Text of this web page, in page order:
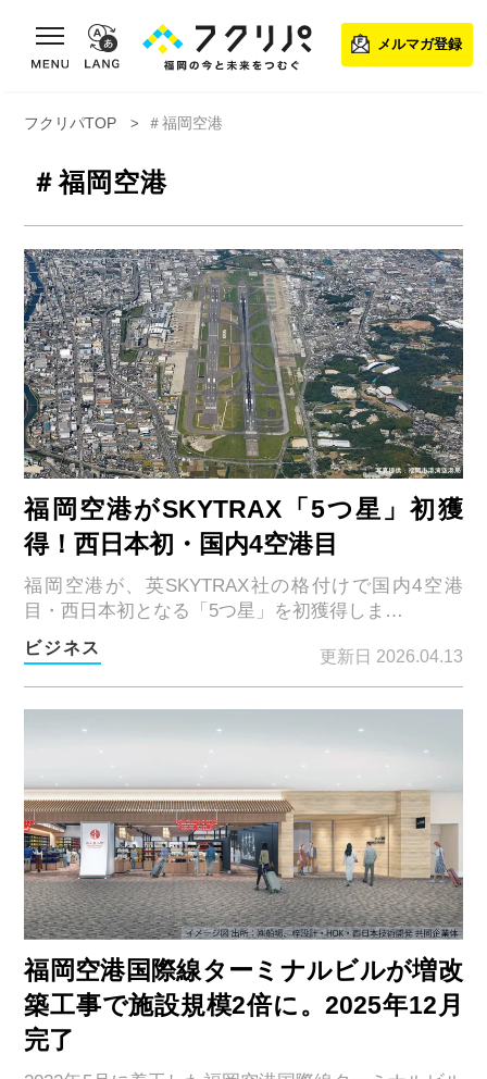
toggle navigation
メルマガ登録
フクリパTOP ＃福岡空港
＃福岡空港
福岡空港がSKYTRAX「5つ星」初獲
得！西日本初・国内4空港目
福岡空港が、英SKYTRAX社の格付けで国内4空港
目・西日本初となる「5つ星」を初獲得しま…
ビジネス 更新日 2026.04.13
福岡空港国際線ターミナルビルが増改
築工事で施設規模2倍に。2025年12月
完了